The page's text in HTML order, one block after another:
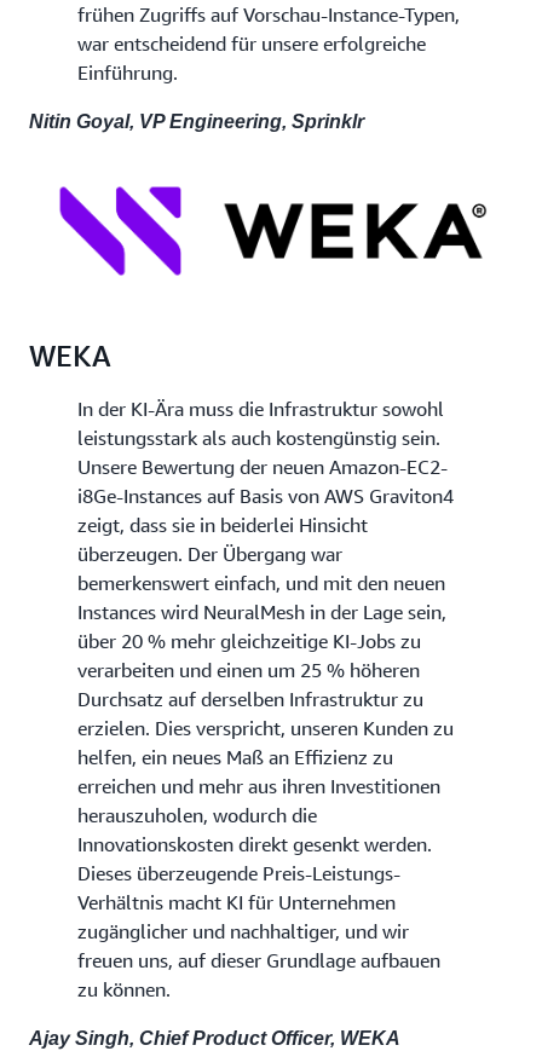
frühen Zugriffs auf Vorschau-Instance-Typen,
war entscheidend für unsere erfolgreiche
Einführung.
Nitin Goyal, VP Engineering, Sprinklr
WEKA
In der KI-Ära muss die Infrastruktur sowohl
leistungsstark als auch kostengünstig sein.
Unsere Bewertung der neuen Amazon-EC2-
i8Ge-Instances auf Basis von AWS Graviton4
zeigt, dass sie in beiderlei Hinsicht
überzeugen. Der Übergang war
bemerkenswert einfach, und mit den neuen
Instances wird NeuralMesh in der Lage sein,
über 20 % mehr gleichzeitige KI-Jobs zu
verarbeiten und einen um 25 % höheren
Durchsatz auf derselben Infrastruktur zu
erzielen. Dies verspricht, unseren Kunden zu
helfen, ein neues Maß an Effizienz zu
erreichen und mehr aus ihren Investitionen
herauszuholen, wodurch die
Innovationskosten direkt gesenkt werden.
Dieses überzeugende Preis-Leistungs-
Verhältnis macht KI für Unternehmen
zugänglicher und nachhaltiger, und wir
freuen uns, auf dieser Grundlage aufbauen
zu können.
Ajay Singh, Chief Product Officer, WEKA